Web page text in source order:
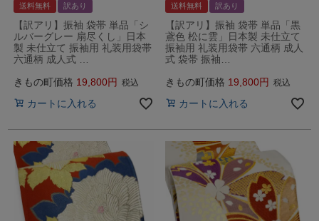
送料無料 訳あり
【訳アリ】振袖 袋帯 単品「シ
ルバーグレー 扇尽くし」日本
製 未仕立て 振袖用 礼装用袋帯
六通柄 成人式 …
きもの町価格 19,800 税込
カートに入れる
送料無料 訳あり
【訳アリ】振袖 袋帯 単品「黒
鳶色 松に雲」日本製 未仕立て
振袖用 礼装用袋帯 六通柄 成人
式 袋帯 振袖…
きもの町価格 19,800 税込
カートに入れる